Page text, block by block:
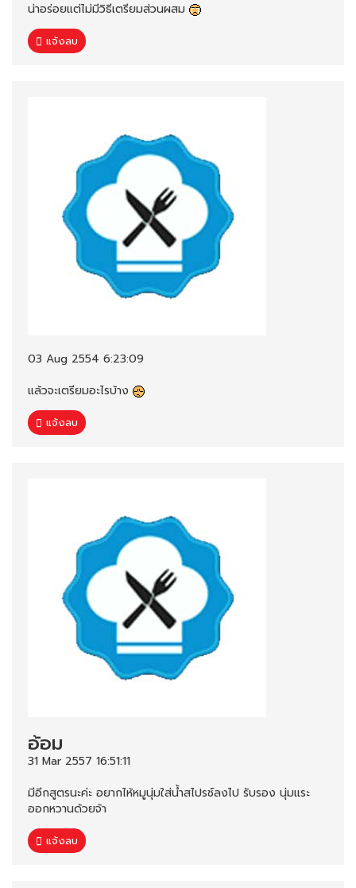
น่าอร่อยแต่ไม่มีวิธีเตรียมส่วนผสม
แจ้งลบ
03 Aug 2554 6:23:09
แล้วจะเตรียมอะไรบ้าง
แจ้งลบ
อ้อม
31 Mar 2557 16:51:11
มีอีกสูตรนะค่ะ อยากไห้หมูนุ่มใส่น้ำสไปรช์ลงไป รับรอง นุ่มแระ
ออกหวานด้วยจ้า
แจ้งลบ